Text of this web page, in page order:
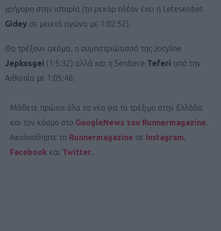
γρήγορη στην ιστορία (το ρεκόρ πλέον έχει η Letesenbet
Gidey σε μεικτό αγώνα με 1:02:52).
Θα τρέξουν ακόμα, η συμπατριώτισσά της Jocyline
Jepkosgei (1:5:32) αλλά και η Senbere Teferi από την
Αιθιοπία με 1:05:46.
Μάθετε πρώτοι όλα τα νέα για το τρέξιμο στην Ελλάδα
και τον κόσμο στο GoogleNews του Runnermagazine.
Ακολουθήστε το Runnermagazine σε Instagram,
Facebook και Twitter.